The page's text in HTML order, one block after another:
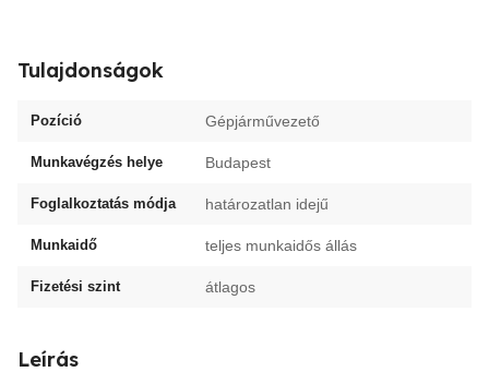
Tulajdonságok
Pozíció Gépjárművezető
Munkavégzés helye Budapest
Foglalkoztatás módja határozatlan idejű
Munkaidő teljes munkaidős állás
Fizetési szint átlagos
Leírás